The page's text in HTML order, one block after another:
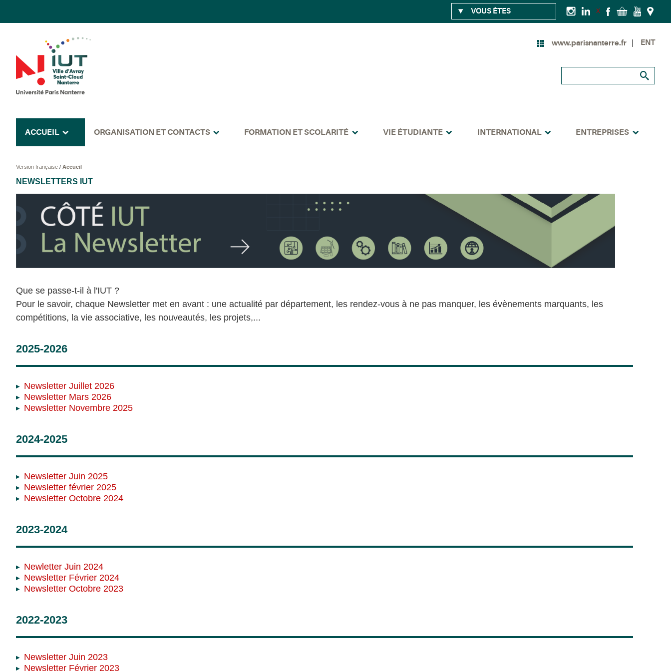
VOUS ÊTES X
www.parisnanterre.fr ENT
ACCUEIL ORGANISATION ET CONTACTS FORMATION ET SCOLARITÉ VIE ÉTUDIANTE INTERNATIONAL ENTREPRISES
Version française/ Accueil
NEWSLETTERS IUT
Que se passe-t-il à l'IUT ?
Pour le savoir, chaque Newsletter met en avant : une actualité par département, les rendez-vous à ne pas manquer, les évènements marquants, les
compétitions, la vie associative, les nouveautés, les projets,...
2025-2026
Newsletter Juillet 2026
Newsletter Mars 2026
Newsletter Novembre 2025
2024-2025
Newsletter Juin 2025
Newsletter février 2025
Newsletter Octobre 2024
2023-2024
Newletter Juin 2024
Newsletter Février 2024
Newsletter Octobre 2023
2022-2023
Newsletter Juin 2023
Newsletter Février 2023